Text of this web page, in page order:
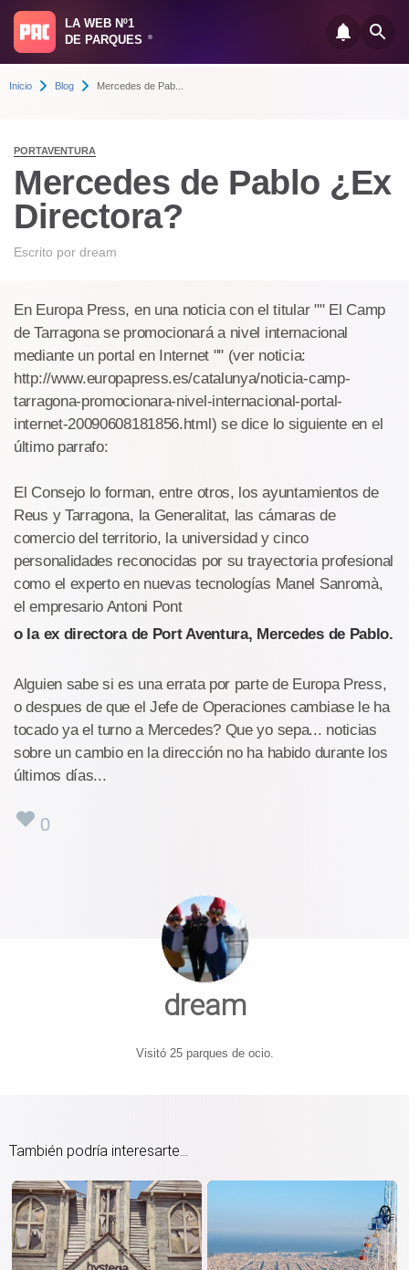
LA WEB Nº1
DE PARQUES
®
Inicio Blog Mercedes de Pab...
PORTAVENTURA
Mercedes de Pablo ¿Ex
Directora?
Escrito por dream
En Europa Press, en una noticia con el titular "" El Camp
de Tarragona se promocionará a nivel internacional
mediante un portal en Internet "" (ver noticia:
http://www.europapress.es/catalunya/noticia-camp-
tarragona-promocionara-nivel-internacional-portal-
internet-20090608181856.html) se dice lo siguiente en el
último parrafo:
El Consejo lo forman, entre otros, los ayuntamientos de
Reus y Tarragona, la Generalitat, las cámaras de
comercio del territorio, la universidad y cinco
personalidades reconocidas por su trayectoria profesional
como el experto en nuevas tecnologías Manel Sanromà,
el empresario Antoni Pont
o la ex directora de Port Aventura, Mercedes de Pablo.
Alguien sabe si es una errata por parte de Europa Press,
o despues de que el Jefe de Operaciones cambiase le ha
tocado ya el turno a Mercedes? Que yo sepa... noticias
sobre un cambio en la dirección no ha habido durante los
últimos días...
0
dream
Visitó 25 parques de ocio.
También podría interesarte...